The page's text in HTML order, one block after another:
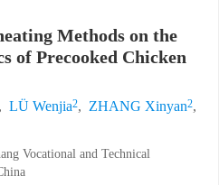
Methods on the
of Precooked Chicken
, LÜ Wenjia2, ZHANG Xinyan2,
Vocational and Technical